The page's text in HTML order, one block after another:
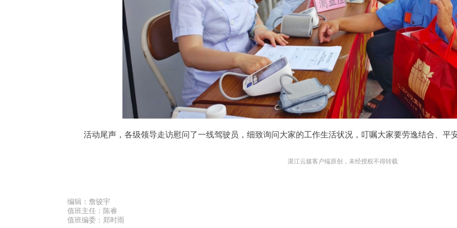
活动尾声，各级领导走访慰问了一线驾驶员，细致询问大家的工作生活状况，叮嘱大家要劳逸结合、平
湛江云媒客户端原创，未经授权不得转载
编辑： 詹骏宇
值班主任： 陈睿
值班编委： 郑时雨